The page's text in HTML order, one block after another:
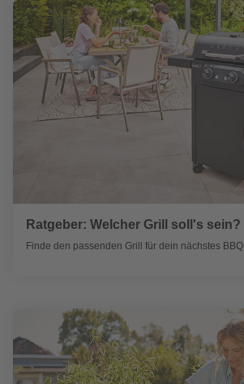
Ratgeber: Welcher Grill soll's sein?
Finde den passenden Grill für dein nächstes BBQ